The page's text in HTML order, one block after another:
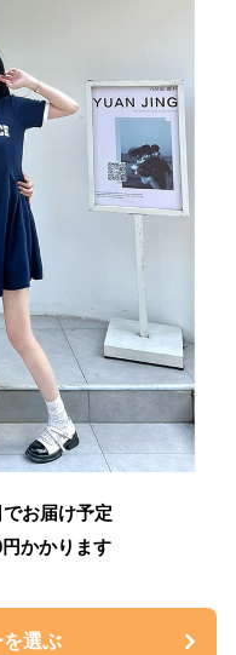
お届け予定
円かかります
選ぶ